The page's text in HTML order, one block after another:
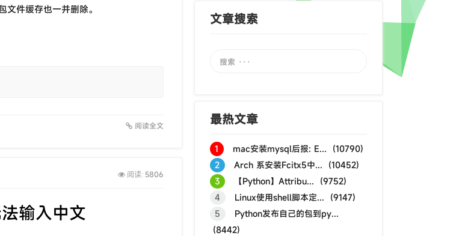
件缓存也一并删除。
阅读全文
阅读: 5806
输入中文
文章搜索
最热文章
1
mac安装mysql后报: E... (10790)
2
Arch 系安装Fcitx5中... (10452)
3
【Python】Attribu... (9752)
4
Linux使用shell脚本定... (9147)
5
Python发布自己的包到py...
(8442)